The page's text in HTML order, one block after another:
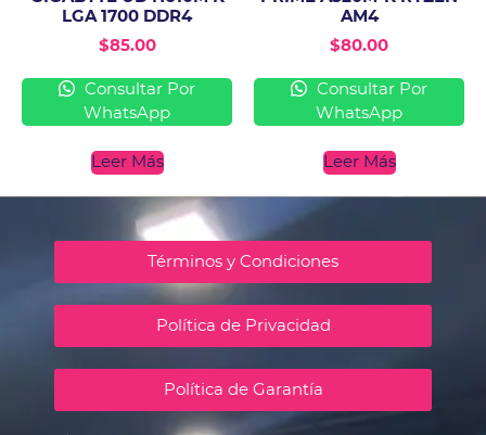
LGA 1700 DDR4
$85.00
Consultar Por
WhatsApp
Leer Más
AM4
$80.00
Consultar Por
WhatsApp
Leer Más
Términos y Condiciones
Política de Privacidad
Política de Garantía